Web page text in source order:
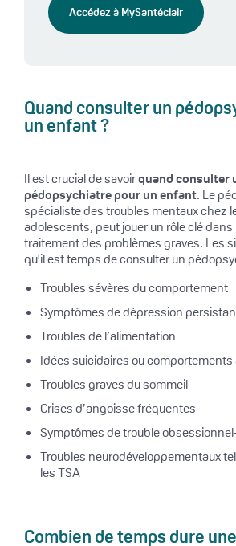
Accédez à MySantéclair
Quand consulter un
un enfant ?
Il est crucial de savoirquand consulter
pédopsychiatre pour un enfant. Le
spécialiste des troubles mentaux chez
adolescents, peut jouer un rôle clé dans
traitement des problèmes graves. Les
qu'il est temps de consulter un
Troubles sévères du comportement
Symptômes de dépression
Troubles de l’alimentation
Idées suicidaires ou
Troubles graves du sommeil
Crises d’angoisse fréquentes
Symptômes de trouble
Troubles neurodéveloppementaux
les TSA
Combien de temps dure